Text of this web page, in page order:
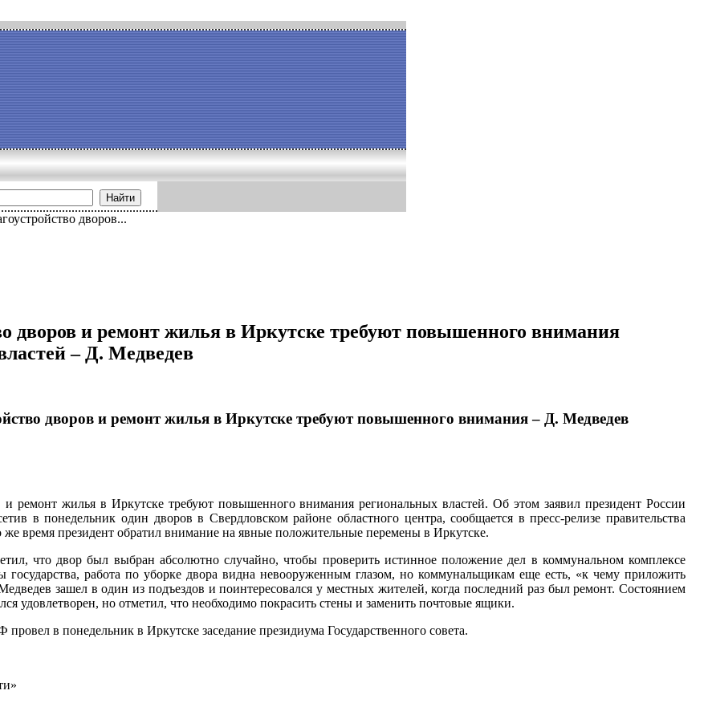
Найти
дворов...
дворов и ремонт жилья в Иркутске требуют повышенного внимания
– Д. Медведев
дворов и ремонт жилья в Иркутске требуют повышенного внимания – Д. Медведев
и ремонт жилья в Иркутске требуют повышенного внимания региональных властей. Об этом заявил президент России
в понедельник один дворов в Свердловском районе областного центра, сообщается в пресс-релизе правительства
же время президент обратил внимание на явные положительные перемены в Иркутске.
что двор был выбран абсолютно случайно, чтобы проверить истинное положение дел в коммунальном комплексе
государства, работа по уборке двора видна невооруженным глазом, но коммунальщикам еще есть, «к чему приложить
зашел в один из подъездов и поинтересовался у местных жителей, когда последний раз был ремонт. Состоянием
удовлетворен, но отметил, что необходимо покрасить стены и заменить почтовые ящики.
в понедельник в Иркутске заседание президиума Государственного совета.